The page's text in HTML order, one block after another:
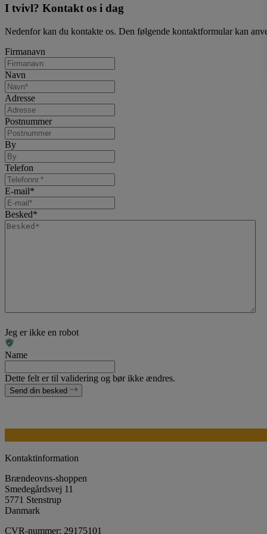
I tvivl? Kontakt os i dag
Nedenfor kan du kontakte os. Den følgende kontaktformular kan
Firmanavn
Navn
Adresse
Postnummer
By
Telefon
E-mail*
Besked*
Jeg er ikke en robot
Name
Dette felt er til validering og bør ikke ændres.
Send din besked
Kontaktinformation
Brændeovns-shoppen
Smedegårdsvej 11
5771 Stenstrup
Danmark
CVR-nummer: 29175101